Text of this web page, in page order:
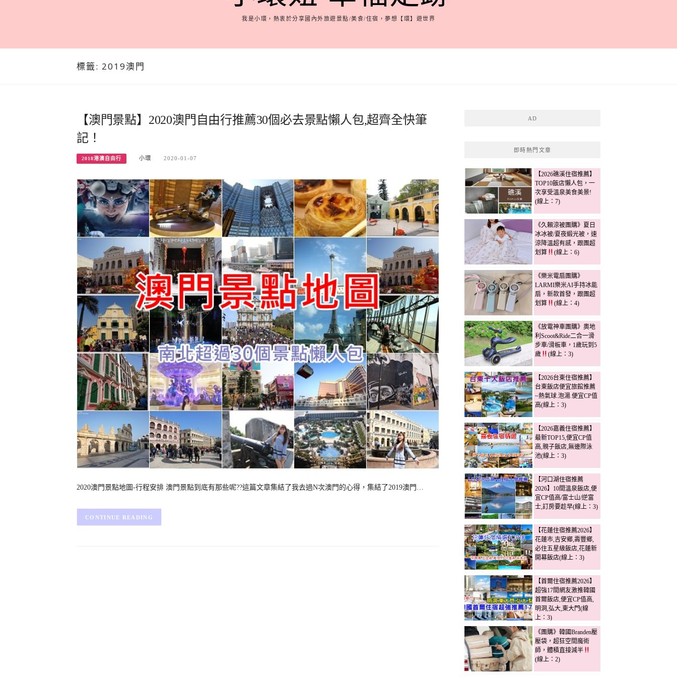
我是小環，熱衷於分享國內外旅遊景點/美食/住宿，夢想【環】遊世界
標籤: 2019澳門
【澳門景點】2020澳門自由行推薦30個必去景點懶人包,超齊全快筆
記！
2018港澳自由行 小環 2020-01-07
2020澳門景點地圖-行程安排 澳門景點到底有那些呢??這篇文章集結了我去過N次澳門的心得，集結了2019澳門…
CONTINUE READING
AD
即時熱門文章
【2026礁溪住宿推薦】
TOP10飯店懶人包，一
次享受溫泉美食美景!
(線上：7)
《久賴涼被團購》夏日
冰冰被/夏夜緞光被，速
涼降溫超有感，跟團超
划算
(線上：6)
《樂米電扇團購》
LARMI樂米AI手持冰能
扇，新款首發，跟團超
划算
(線上：4)
《放電神車團購》奧地
利Scoot&Ride二合一滑
步車/滑板車，1歲玩到5
歲
(線上：3)
【2026台東住宿推薦】
台東飯店便宜旅館推薦
~熱氣球.泡湯.便宜CP值
高(線上：3)
【2026嘉義住宿推薦】
最新TOP15,便宜CP值
高,親子飯店,無邊際泳
池(線上：3)
【河口湖住宿推薦
2026】10間溫泉飯店,便
宜CP值高/富士山/逆富
士,訂房要趁早(線上：3)
【花蓮住宿推薦2026】
花蓮市,吉安鄉,壽豐鄉,
必住五星級飯店,花蓮新
開幕飯店(線上：3)
【首爾住宿推薦2026】
超強17間網友激推韓國
首爾飯店,便宜CP值高,
明洞,弘大,東大門(線
上：3)
《團購》韓國Branden壓
壓袋，超狂空間魔術
師，體積直接減半
(線上：2)